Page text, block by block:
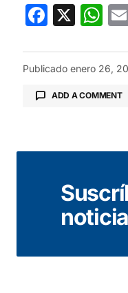
X
Publicado enero 26,
ADD A COMMENT
Comentario*